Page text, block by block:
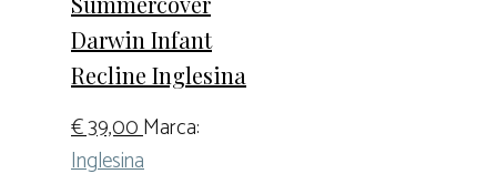
Darwin Infant
Recline Inglesina
€39,00Marca:
Inglesina